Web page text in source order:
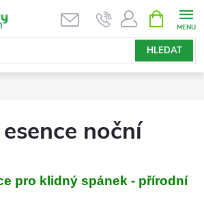
HLEDAT
NÁKUPNÍ
KOŠÍK
noční
pro klidný spánek - přírodní